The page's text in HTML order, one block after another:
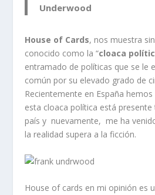
Underwood
House of Cards, nos muestra
conocido como la “cloaca
entramado de políticas que se le
común por su elevado grado de
Recientemente en España
esta cloaca política está
país y nuevamente, me ha
la realidad supera a la ficción.
House of cards en mi opinión es